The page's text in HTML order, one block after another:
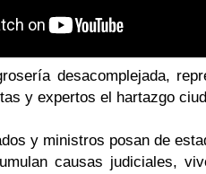
desacomplejada,
y expertos el hartazgo
y ministros posan de
causas judiciales,